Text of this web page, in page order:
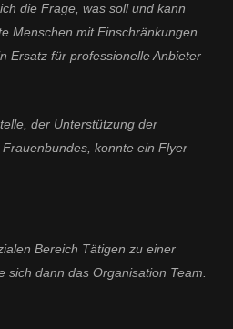
die Frage, was soll und kann
Menschen mit Einschränkungen
Ersatz für professionelle Anbieter
der Unterstützung der
konnte ein Flyer
Bereich Tätigen zu einer
dann das Organisation Team.